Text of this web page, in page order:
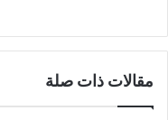
مقالات ذات صلة